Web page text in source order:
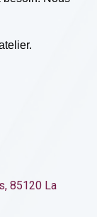
85120 La